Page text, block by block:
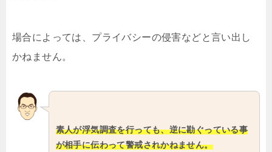
場合によっては、プライバシーの侵害などと言い出し
かねません。
素人が浮気調査を行っても、逆に勘ぐっている事
が相手に伝わって警戒されかねません。